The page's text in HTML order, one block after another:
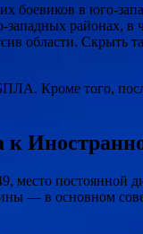
боевиков в юго-
районах, в
области. Скрыть
Кроме того,
место
— в основном